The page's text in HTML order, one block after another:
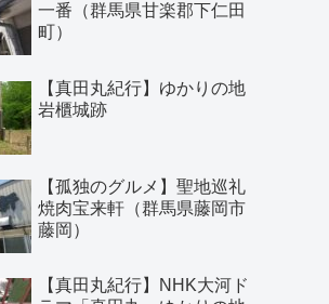
一番（群馬県甘楽郡下仁田
町）
【真田丸紀行】ゆかりの地
岩櫃城跡
【孤独のグルメ】聖地巡礼
焼肉宝来軒（群馬県藤岡市
藤岡）
【真田丸紀行】NHK大河ド